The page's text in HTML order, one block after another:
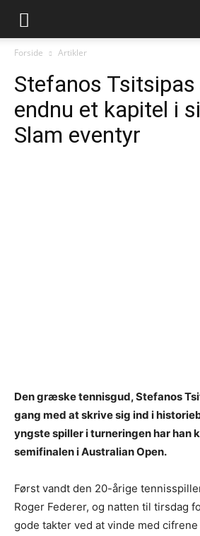
Forside Artikler
Stefanos
endnu et kapitel i
Slam eventyr
Den græske tennisgud, Stefanos
gang med at skrive sig ind i
yngste spiller i turneringen har han
semifinalen i Australian Open.
Først vandt den 20-årige
Roger Federer, og natten til tirsdag
gode takter ved at vinde med